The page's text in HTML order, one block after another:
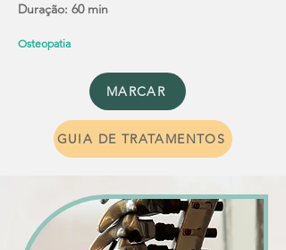
GUIA DE TRATAMENTOS
Duração: 60 min
Osteopatia
MARCAR